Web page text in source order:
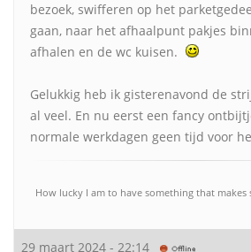
bezoek, swifferen op het
gaan, naar het afhaalpunt pakjes
afhalen en de wc kuisen.
Gelukkig heb ik gisterenavond de
al veel. En nu eerst een fancy
normale werkdagen geen tijd voor
How lucky I am to have something that makes
29 maart 2024 - 22:14